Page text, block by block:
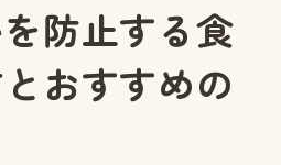
防止する食
おすすめの